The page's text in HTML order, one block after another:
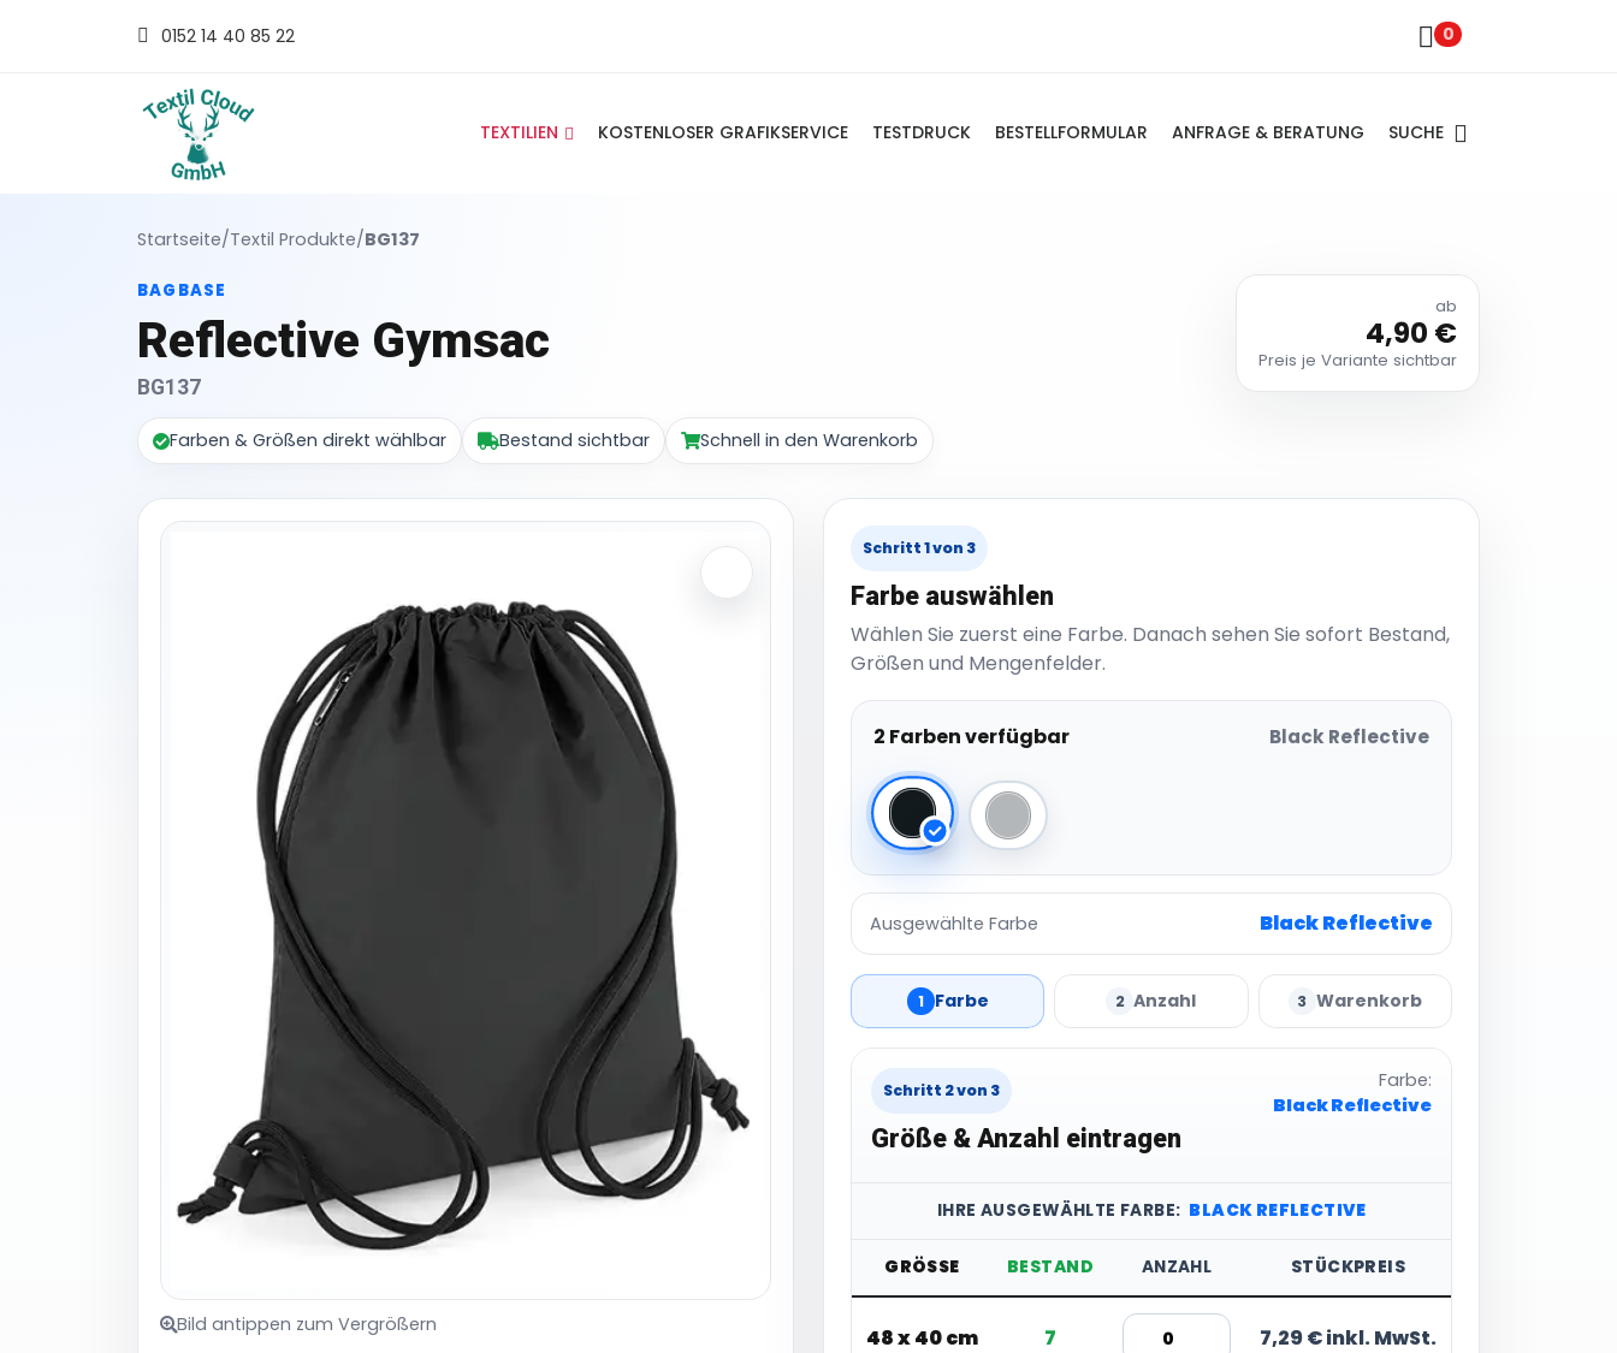
0152 14 40 85 22 0
TEXTILIEN KOSTENLOSER GRAFIKSERVICE TESTDRUCK BESTELLFORMULAR ANFRAGE & BERATUNG SUCHE
Startseite/Textil Produkte/BG137
BAGBASE
Reflective Gymsac
BG137
Farben & Größen direkt wählbar Bestand sichtbar Schnell in den Warenkorb
ab
4,90 €
Preis je Variante sichtbar
Bild antippen zum Vergrößern
Schritt 1 von 3
Farbe auswählen
Wählen Sie zuerst eine Farbe. Danach sehen Sie sofort Bestand,
Größen und Mengenfelder.
2 Farben verfügbar Black Reflective
Black ReflectiveSilver Reflective
Ausgewählte Farbe Black Reflective
1 Farbe 2 Anzahl 3 Warenkorb
Schritt 2 von 3
Größe & Anzahl eintragen
Farbe:
Black Reflective
IHRE AUSGEWÄHLTE FARBE: BLACK REFLECTIVE
GRÖSSE BESTAND ANZAHL STÜCKPREIS
48 x 40 cm 7 7,29 € inkl. MwSt.